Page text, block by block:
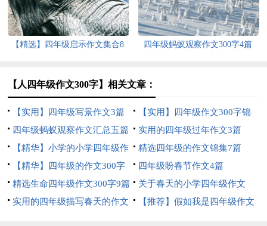
【精选】四年级启示作文集合8
四年级蚂蚁观察作文300字4篇
【人四年级作文300字】相关文章：
【实用】四年级写景作文3篇
【实用】四年级作文300字锦
集5篇
四年级蚂蚁观察作文汇总五篇
实用的四年级过年作文3篇
【精华】小学的小学四年级作
文1200字集锦7篇
精选四年级的作文锦集7篇
【精华】四年级的作文300字
合集九篇
四年级盼春节作文4篇
精选生命四年级作文300字9篇
关于春天的小学四年级作文
400字8篇
实用的四年级描写春天的作文
【推荐】假如我是四年级作文